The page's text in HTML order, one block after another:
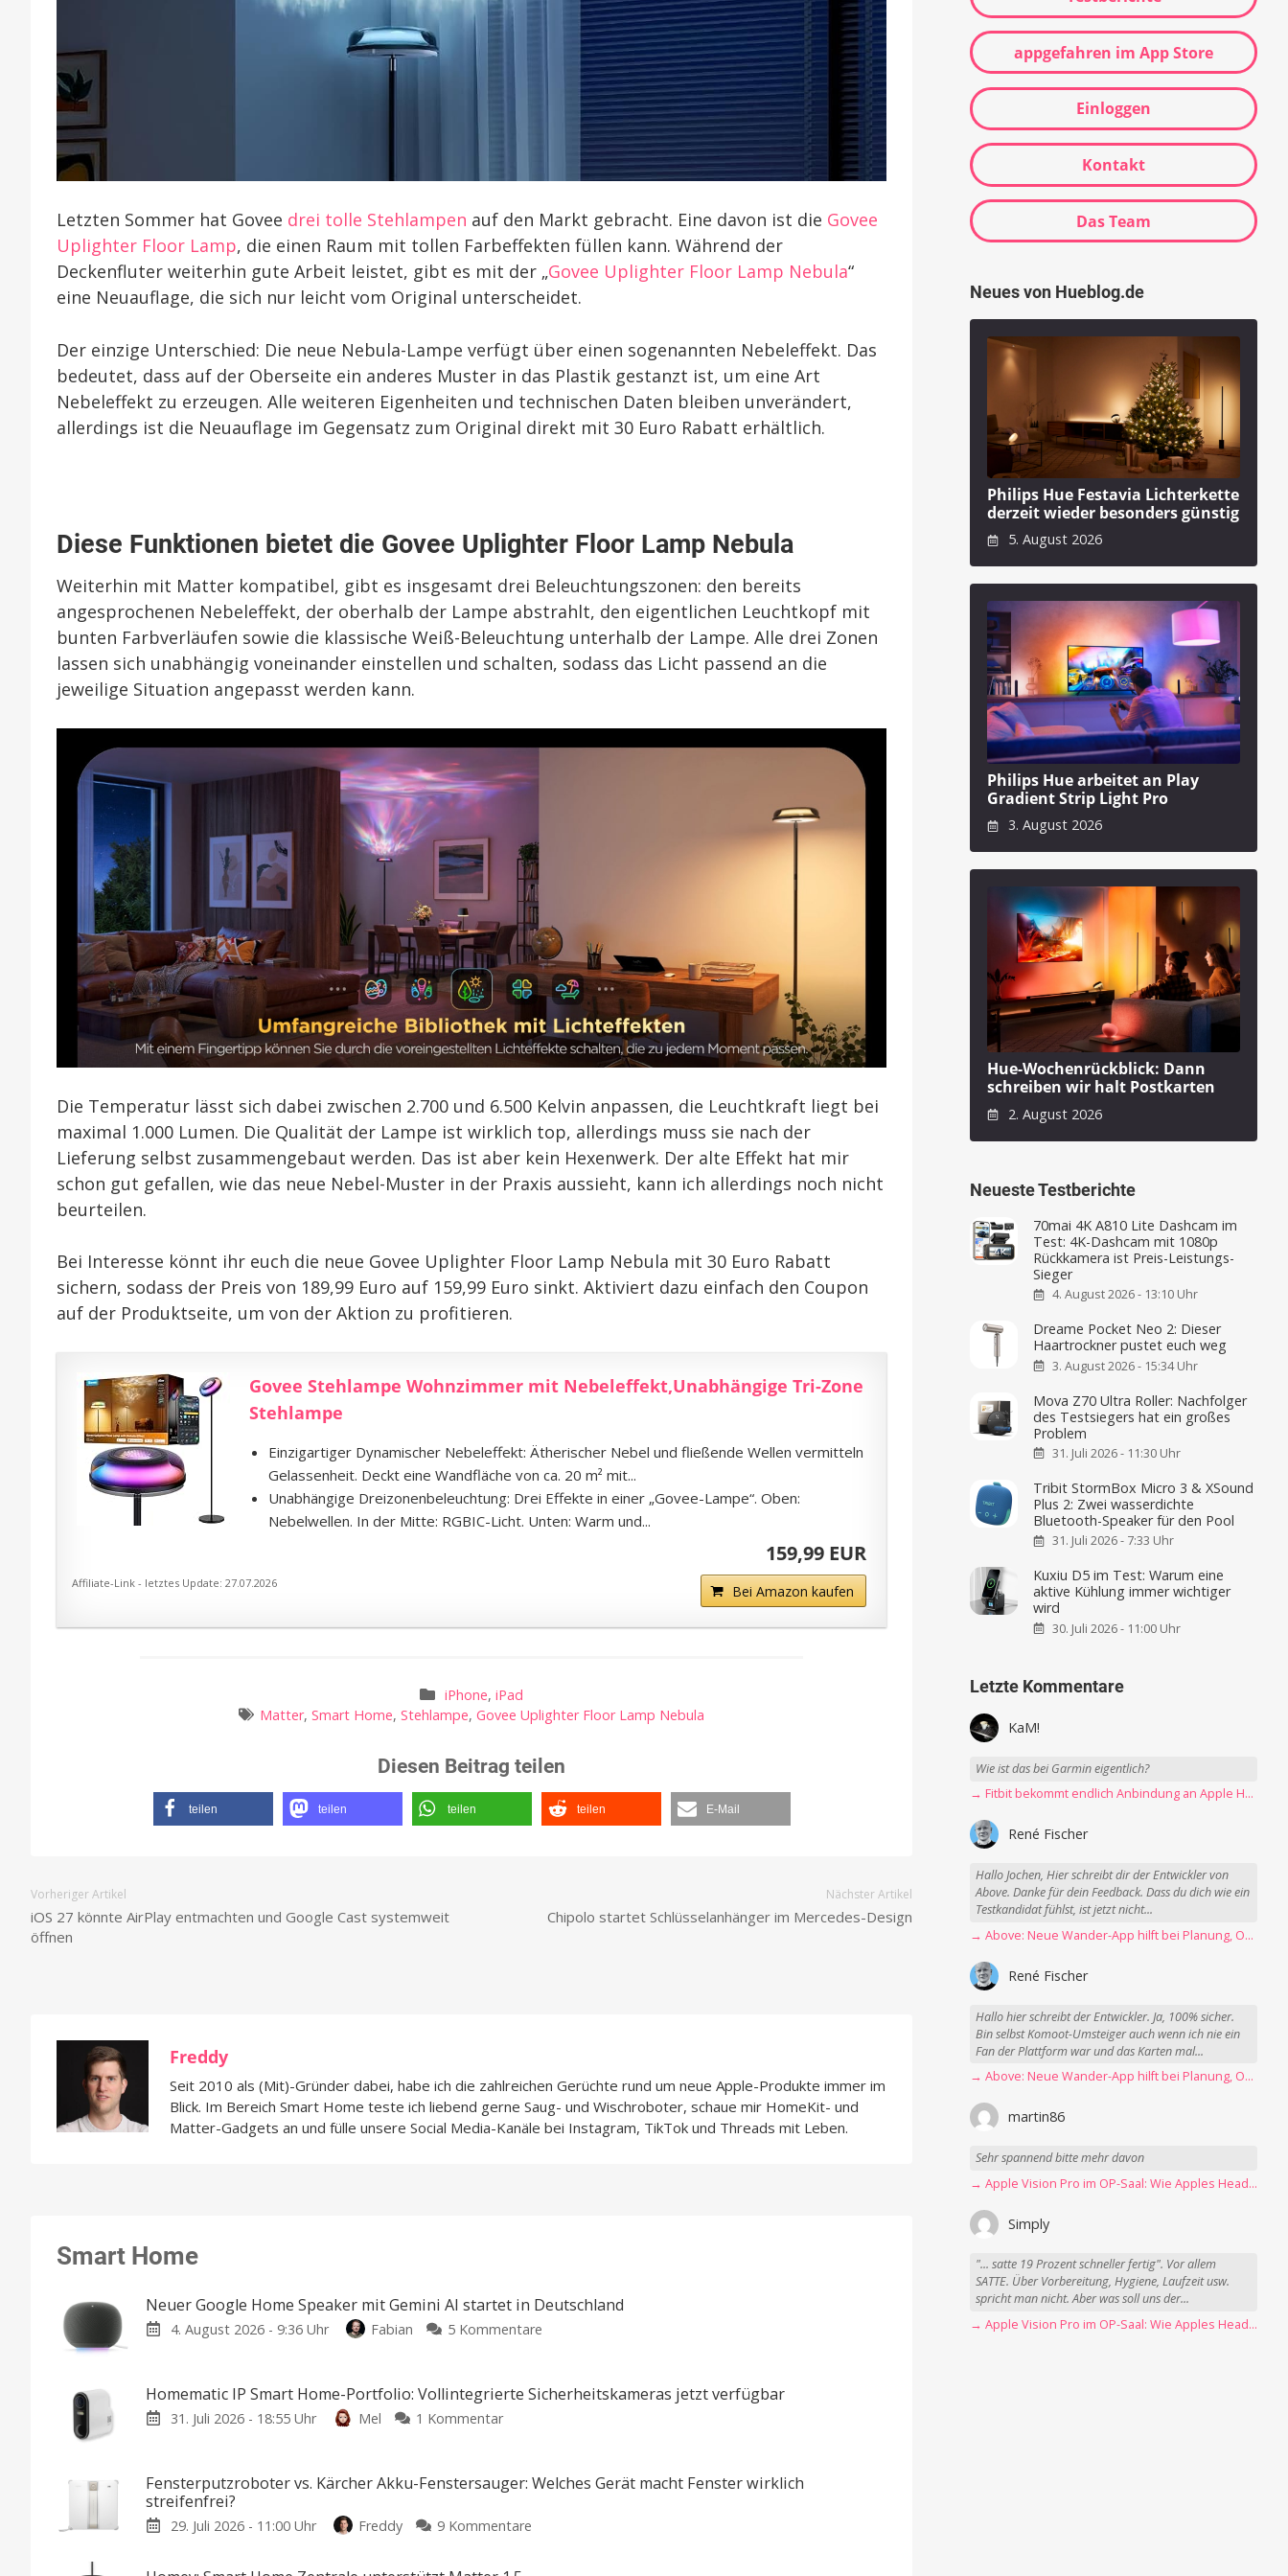
Letzten Sommer hat Govee drei tolle Stehlampen auf den Markt gebracht. Eine davon ist die Govee
Uplighter Floor Lamp, die einen Raum mit tollen Farbeffekten füllen kann. Während der
Deckenfluter weiterhin gute Arbeit leistet, gibt es mit der „Govee Uplighter Floor Lamp Nebula“
eine Neuauflage, die sich nur leicht vom Original unterscheidet.
Der einzige Unterschied: Die neue Nebula-Lampe verfügt über einen sogenannten Nebeleffekt. Das
bedeutet, dass auf der Oberseite ein anderes Muster in das Plastik gestanzt ist, um eine Art
Nebeleffekt zu erzeugen. Alle weiteren Eigenheiten und technischen Daten bleiben unverändert,
allerdings ist die Neuauflage im Gegensatz zum Original direkt mit 30 Euro Rabatt erhältlich.
Diese Funktionen bietet die Govee Uplighter Floor Lamp Nebula
Weiterhin mit Matter kompatibel, gibt es insgesamt drei Beleuchtungszonen: den bereits
angesprochenen Nebeleffekt, der oberhalb der Lampe abstrahlt, den eigentlichen Leuchtkopf mit
bunten Farbverläufen sowie die klassische Weiß-Beleuchtung unterhalb der Lampe. Alle drei Zonen
lassen sich unabhängig voneinander einstellen und schalten, sodass das Licht passend an die
jeweilige Situation angepasst werden kann.
Die Temperatur lässt sich dabei zwischen 2.700 und 6.500 Kelvin anpassen, die Leuchtkraft liegt bei
maximal 1.000 Lumen. Die Qualität der Lampe ist wirklich top, allerdings muss sie nach der
Lieferung selbst zusammengebaut werden. Das ist aber kein Hexenwerk. Der alte Effekt hat mir
schon gut gefallen, wie das neue Nebel-Muster in der Praxis aussieht, kann ich allerdings noch nicht
beurteilen.
Bei Interesse könnt ihr euch die neue Govee Uplighter Floor Lamp Nebula mit 30 Euro Rabatt
sichern, sodass der Preis von 189,99 Euro auf 159,99 Euro sinkt. Aktiviert dazu einfach den Coupon
auf der Produktseite, um von der Aktion zu profitieren.
Govee Stehlampe Wohnzimmer mit Nebeleffekt,Unabhängige Tri-Zone
Stehlampe
Einzigartiger Dynamischer Nebeleffekt: Ätherischer Nebel und fließende Wellen vermitteln
Gelassenheit. Deckt eine Wandfläche von ca. 20 m² mit...
Unabhängige Dreizonenbeleuchtung: Drei Effekte in einer „Govee-Lampe“. Oben:
Nebelwellen. In der Mitte: RGBIC-Licht. Unten: Warm und...
159,99 EUR
Bei Amazon kaufen
Affiliate-Link - letztes Update: 27.07.2026
iPhone,iPad
Matter, Smart Home, Stehlampe, Govee Uplighter Floor Lamp Nebula
Diesen Beitrag teilen
teilen teilen teilen teilen E-Mail
Vorheriger Artikel
iOS 27 könnte AirPlay entmachten und Google Cast systemweit
öffnen
Nächster Artikel
Chipolo startet Schlüsselanhänger im Mercedes-Design
Freddy
Seit 2010 als (Mit)-Gründer dabei, habe ich die zahlreichen Gerüchte rund um neue Apple-Produkte immer im
Blick. Im Bereich Smart Home teste ich liebend gerne Saug- und Wischroboter, schaue mir HomeKit- und
Matter-Gadgets an und fülle unsere Social Media-Kanäle bei Instagram, TikTok und Threads mit Leben.
Smart Home
Neuer Google Home Speaker mit Gemini AI startet in Deutschland
4. August 2026 - 9:36 Uhr Fabian 5 Kommentare
Home
startet
Homematic IP Smart Home-Portfolio: Vollintegrierte Sicherheitskameras jetzt verfügbar
31. Juli 2026 - 18:55 Uhr Mel 1 Kommentarzu
Smart
Home-
Portfolio:
Fensterputzroboter vs. Kärcher Akku-Fenstersauger: Welches Gerät macht Fenster wirklich
streifenfrei?
29. Juli 2026 - 11:00 Uhr Freddy 9 Kommentare
appgefahren im App Store
Einloggen
Kontakt
Das Team
Neues von Hueblog.de
Philips Hue Festavia Lichterkette
derzeit wieder besonders günstig
5. August 2026
Philips Hue arbeitet an Play
Gradient Strip Light Pro
3. August 2026
Hue-Wochenrückblick: Dann
schreiben wir halt Postkarten
2. August 2026
Neueste Testberichte
70mai 4K A810 Lite Dashcam im
Test: 4K-Dashcam mit 1080p
Rückkamera ist Preis-Leistungs-
Sieger
4. August 2026 - 13:10 Uhr
Dreame Pocket Neo 2: Dieser
Haartrockner pustet euch weg
3. August 2026 - 15:34 Uhr
Mova Z70 Ultra Roller: Nachfolger
des Testsiegers hat ein großes
Problem
31. Juli 2026 - 11:30 Uhr
Tribit StormBox Micro 3 & XSound
Plus 2: Zwei wasserdichte
Bluetooth-Speaker für den Pool
31. Juli 2026 - 7:33 Uhr
Kuxiu D5 im Test: Warum eine
aktive Kühlung immer wichtiger
wird
30. Juli 2026 - 11:00 Uhr
Letzte Kommentare
KaM!
Wie ist das bei Garmin eigentlich?
→ Fitbit bekommt endlich Anbindung an Apple Health
René Fischer
Hallo Jochen, Hier schreibt dir der Entwickler von
Above. Danke für dein Feedback. Dass du dich wie ein
Testkandidat fühlst, ist jetzt nicht...
→ Above: Neue Wander-App hilft bei Planung, Orientierung und Erinnerungen
René Fischer
Hallo hier schreibt der Entwickler. Ja, 100% sicher.
Bin selbst Komoot-Umsteiger auch wenn ich nie ein
Fan der Plattform war und das Karten mal...
→ Above: Neue Wander-App hilft bei Planung, Orientierung und Erinnerungen
martin86
Sehr spannend bitte mehr davon
→ Apple Vision Pro im OP-Saal: Wie Apples Headset Operationen beschleunigt
Simply
"... satte 19 Prozent schneller fertig". Vor allem
SATTE. Über Vorbereitung, Hygiene, Laufzeit usw.
spricht man nicht. Aber was soll uns der...
→ Apple Vision Pro im OP-Saal: Wie Apples Headset Operationen beschleunigt